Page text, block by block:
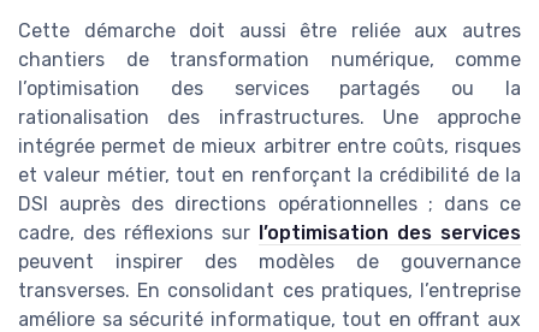
Cette démarche doit aussi être reliée aux autres
chantiers de transformation numérique, comme
l’optimisation des services partagés ou la
rationalisation des infrastructures. Une approche
intégrée permet de mieux arbitrer entre coûts, risques
et valeur métier, tout en renforçant la crédibilité de la
DSI auprès des directions opérationnelles ; dans ce
cadre, des réflexions sur l’optimisation des services
peuvent inspirer des modèles de gouvernance
transverses. En consolidant ces pratiques, l’entreprise
améliore sa sécurité informatique, tout en offrant aux